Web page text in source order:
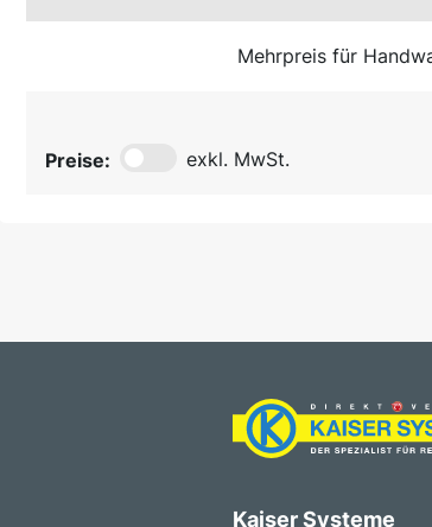
Mehrpreis für
Preise: exkl. MwSt.
Kaiser Systeme